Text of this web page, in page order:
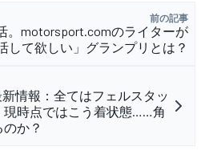
前の記事
。motorsport.comのライターが
して欲しい」グランプリとは？
情報：全てはフェルスタッ
現時点ではこう着状態……角
か？